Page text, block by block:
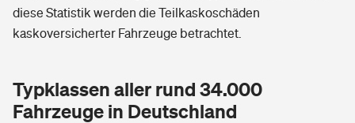
diese Statistik werden die Teilkaskoschäden
kaskoversicherter Fahrzeuge betrachtet.
Typklassen aller rund 34.000
Fahrzeuge in Deutschland